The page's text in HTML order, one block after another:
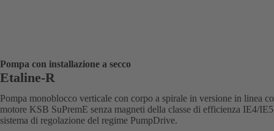
Pompa con installazione a secco
Etaline-R
Pompa monoblocco verticale con corpo a spirale in versione in linea
motore KSB SuPremE senza magneti della classe di efficienza IE4/
sistema di regolazione del regime PumpDrive.